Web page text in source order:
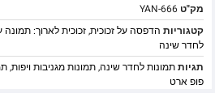
מק"טYAN-666
קטגוריות הדפסה על זכוכית,זכוכית לארוך:
לחדר שינה
תגיותתמונות לחדר שינה,תמונות מגניבות ויפות,
פופ ארט